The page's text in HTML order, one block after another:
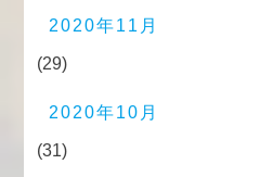
2020年11月
(29)
2020年10月
(31)